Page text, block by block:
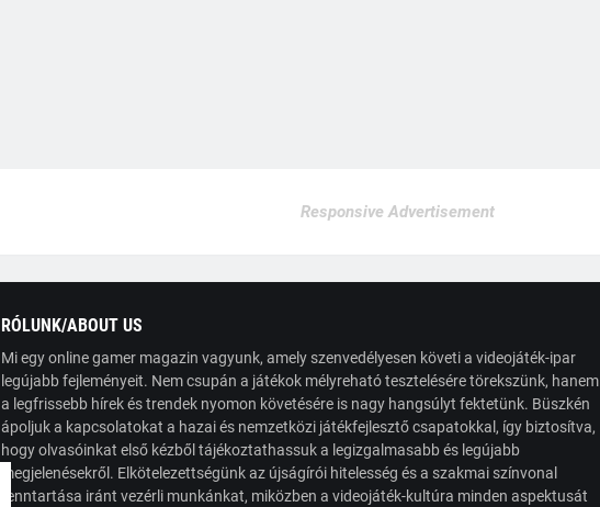
Responsive Advertisement
RÓLUNK/ABOUT US
Mi egy online gamer magazin vagyunk, amely szenvedélyesen követi a videojáték-ipar
legújabb fejleményeit. Nem csupán a játékok mélyreható tesztelésére törekszünk, hanem
a legfrissebb hírek és trendek nyomon követésére is nagy hangsúlyt fektetünk. Büszkén
ápoljuk a kapcsolatokat a hazai és nemzetközi játékfejlesztő csapatokkal, így biztosítva,
hogy olvasóinkat első kézből tájékoztathassuk a legizgalmasabb és legújabb
megjelenésekről. Elkötelezettségünk az újságírói hitelesség és a szakmai színvonal
fenntartása iránt vezérli munkánkat, miközben a videojáték-kultúra minden aspektusát